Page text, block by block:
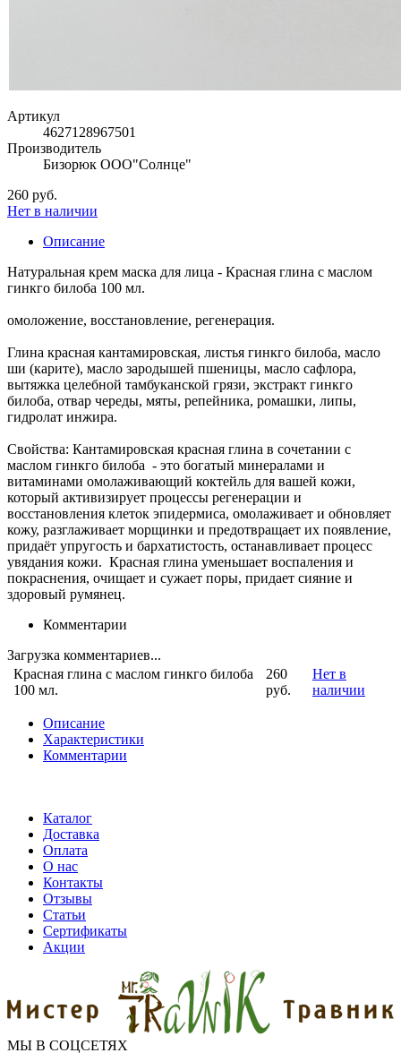
Артикул
4627128967501
Производитель
Бизорюк ООО"Солнце"
260 руб.
Нет в наличии
Описание
Натуральная крем маска для лица - Красная глина с маслом
гинкго билоба 100 мл.
омоложение, восстановление, регенерация.
Глина красная кантамировская, листья гинкго билоба, масло
ши (карите), масло зародышей пшеницы, масло сафлора,
вытяжка целебной тамбуканской грязи, экстракт гинкго
билоба, отвар череды, мяты, репейника, ромашки, липы,
гидролат инжира.
Свойства: Кантамировская красная глина в сочетании с
маслом гинкго билоба - это богатый минералами и
витаминами омолаживающий коктейль для вашей кожи,
который активизирует процессы регенерации и
восстановления клеток эпидермиса, омолаживает и обновляет
кожу, разглаживает морщинки и предотвращает их появление,
придаёт упругость и бархатистость, останавливает процесс
увядания кожи. Красная глина уменьшает воспаления и
покраснения, очищает и сужает поры, придает сияние и
здоровый румянец.
Комментарии
Загрузка комментариев...
Красная глина с маслом гинкго билоба
100 мл.
260
руб.
Нет в
наличии
Описание
Характеристики
Комментарии
Каталог
Доставка
Оплата
О нас
Контакты
Отзывы
Статьи
Сертификаты
Акции
МЫ В СОЦСЕТЯХ